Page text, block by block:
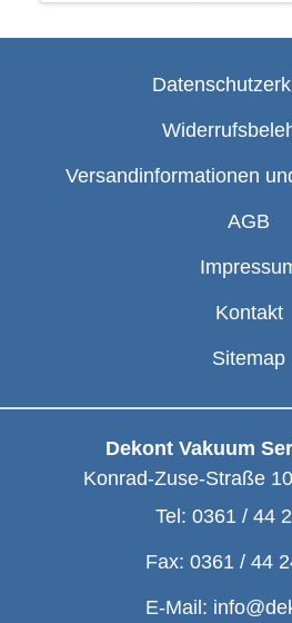
Versandinformationen
AGB
Kontakt
Sitemap
Dekont Vakuum
Konrad-Zuse-Straße 10
Tel: 0361 / 44
Fax: 0361 / 44
E-Mail: